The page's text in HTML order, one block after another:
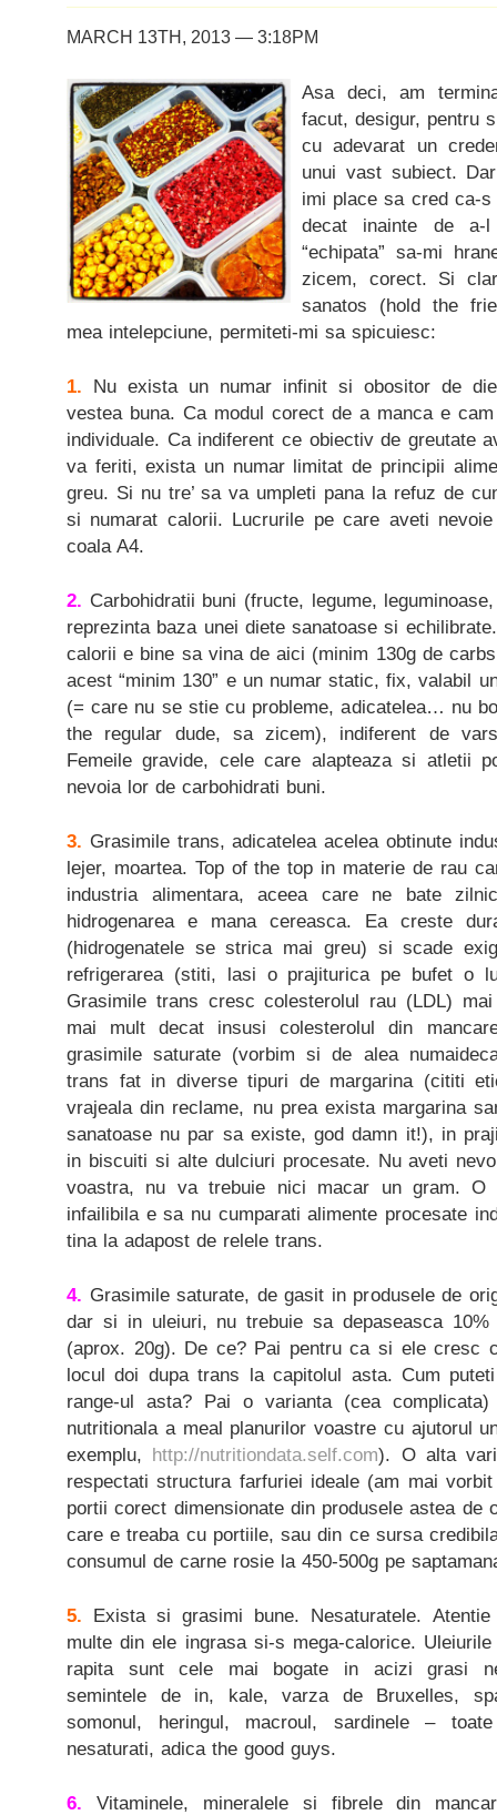
MARCH 13TH, 2013 — 3:18PM
Asa deci, am
facut, desigur, pentru
cu adevarat un
unui vast subiect.
imi place sa cred ca-
decat inainte de
“echipata” sa-mi
zicem, corect. Si
sanatos (hold the
mea intelepciune, permiteti-mi sa spicuiesc:
1. Nu exista un numar infinit si obositor de
vestea buna. Ca modul corect de a manca e
individuale. Ca indiferent ce obiectiv de greutate
va feriti, exista un numar limitat de principii
greu. Si nu tre’ sa va umpleti pana la refuz de
si numarat calorii. Lucrurile pe care aveti
coala A4.
2. Carbohidratii buni (fructe, legume,
reprezinta baza unei diete sanatoase si
calorii e bine sa vina de aici (minim 130g de
acest “minim 130” e un numar static, fix, valabil
(= care nu se stie cu probleme, adicatelea… nu
the regular dude, sa zicem), indiferent de
Femeile gravide, cele care alapteaza si atletii
nevoia lor de carbohidrati buni.
3. Grasimile trans, adicatelea acelea obtinute
lejer, moartea. Top of the top in materie de rau
industria alimentara, aceea care ne bate
hidrogenarea e mana cereasca. Ea creste
(hidrogenatele se strica mai greu) si scade
refrigerarea (stiti, lasi o prajiturica pe bufet o
Grasimile trans cresc colesterolul rau (LDL)
mai mult decat insusi colesterolul din
grasimile saturate (vorbim si de alea
trans fat in diverse tipuri de margarina (cititi
vrajeala din reclame, nu prea exista margarina
sanatoase nu par sa existe, god damn it!), in
in biscuiti si alte dulciuri procesate. Nu aveti
voastra, nu va trebuie nici macar un gram. O
infailibila e sa nu cumparati alimente procesate
tina la adapost de relele trans.
4. Grasimile saturate, de gasit in produsele de
dar si in uleiuri, nu trebuie sa depaseasca
(aprox. 20g). De ce? Pai pentru ca si ele cresc
locul doi dupa trans la capitolul asta. Cum
range-ul asta? Pai o varianta (cea
nutritionala a meal planurilor voastre cu ajutorul
exemplu, http://nutritiondata.self.com). O alta
respectati structura farfuriei ideale (am mai
portii corect dimensionate din produsele astea de
care e treaba cu portiile, sau din ce sursa
consumul de carne rosie la 450-500g pe
5. Exista si grasimi bune. Nesaturatele.
multe din ele ingrasa si-s mega-calorice.
rapita sunt cele mai bogate in acizi grasi
semintele de in, kale, varza de Bruxelles,
somonul, heringul, macroul, sardinele –
nesaturati, adica the good guys.
6. Vitaminele, mineralele si fibrele din